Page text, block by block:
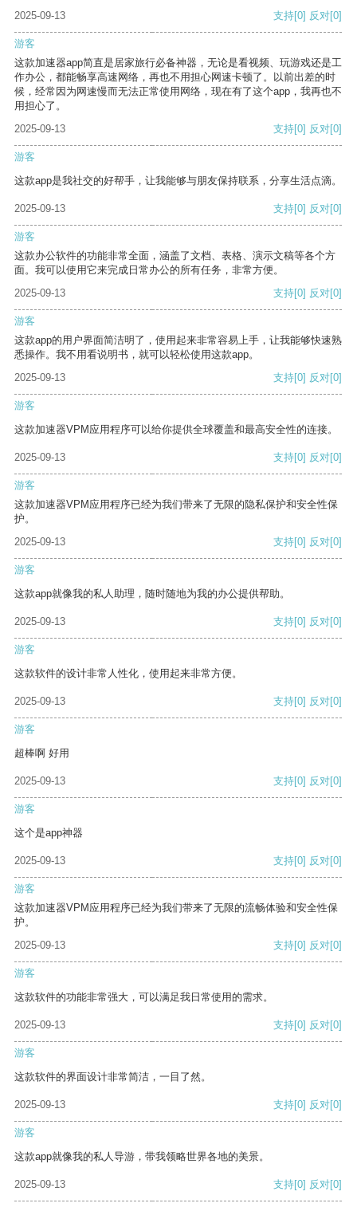
2025-09-13
支持[0] 反对[0]
游客
这款加速器app简直是居家旅行必备神器，无论是看视频、玩游戏还是工
作办公，都能畅享高速网络，再也不用担心网速卡顿了。以前出差的时
候，经常因为网速慢而无法正常使用网络，现在有了这个app，我再也不
用担心了。
2025-09-13
支持[0] 反对[0]
游客
这款app是我社交的好帮手，让我能够与朋友保持联系，分享生活点滴。
2025-09-13 支持[0] 反对[0]
游客
这款办公软件的功能非常全面，涵盖了文档、表格、演示文稿等各个方
面。我可以使用它来完成日常办公的所有任务，非常方便。
2025-09-13
支持[0] 反对[0]
游客
这款app的用户界面简洁明了，使用起来非常容易上手，让我能够快速熟
悉操作。我不用看说明书，就可以轻松使用这款app。
2025-09-13
支持[0] 反对[0]
游客
这款加速器VPM应用程序可以给你提供全球覆盖和最高安全性的连接。
2025-09-13 支持[0] 反对[0]
游客
这款加速器VPM应用程序已经为我们带来了无限的隐私保护和安全性保
护。
2025-09-13
支持[0] 反对[0]
游客
这款app就像我的私人助理，随时随地为我的办公提供帮助。
2025-09-13 支持[0] 反对[0]
游客
这款软件的设计非常人性化，使用起来非常方便。
2025-09-13 支持[0] 反对[0]
游客
超棒啊 好用
2025-09-13 支持[0] 反对[0]
游客
这个是app神器
2025-09-13 支持[0] 反对[0]
游客
这款加速器VPM应用程序已经为我们带来了无限的流畅体验和安全性保
护。
2025-09-13
支持[0] 反对[0]
游客
这款软件的功能非常强大，可以满足我日常使用的需求。
2025-09-13 支持[0] 反对[0]
游客
这款软件的界面设计非常简洁，一目了然。
2025-09-13 支持[0] 反对[0]
游客
这款app就像我的私人导游，带我领略世界各地的美景。
2025-09-13 支持[0] 反对[0]